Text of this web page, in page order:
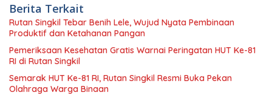
Berita Terkait
Rutan Singkil Tebar Benih Lele, Wujud Nyata Pembinaan
Produktif dan Ketahanan Pangan
Pemeriksaan Kesehatan Gratis Warnai Peringatan HUT Ke-81
RI di Rutan Singkil
Semarak HUT Ke-81 RI, Rutan Singkil Resmi Buka Pekan
Olahraga Warga Binaan